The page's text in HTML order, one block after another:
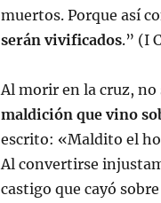
muertos. Porque así
serán vivificados.” (I
Al morir en la cruz,
maldición que vino
escrito: «Maldito el
Al convertirse
castigo que cayó